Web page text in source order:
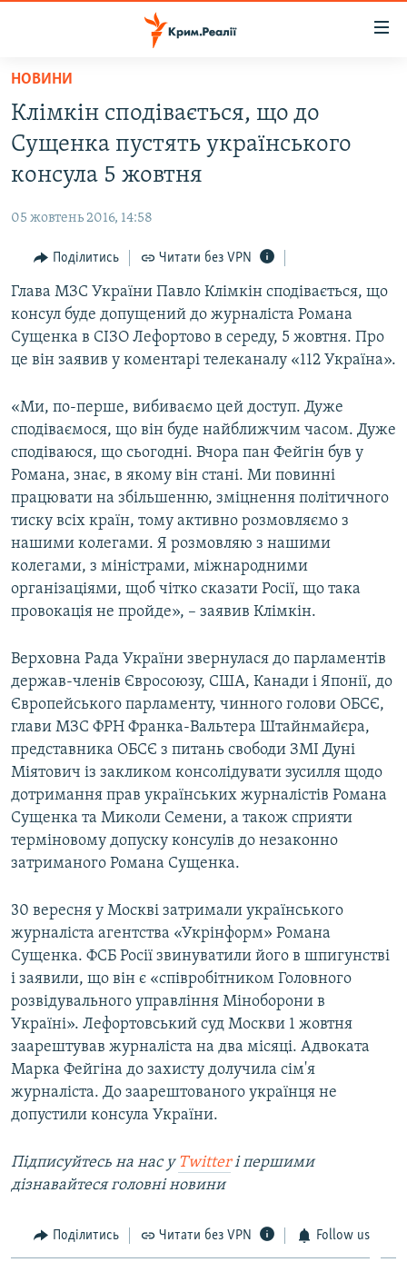
Перейти
основного
матеріалу
Перейти
до
основної
Перейти
пошуку
ВІДЕО ТА ФОТО
БЛОГИ
ПОГЛЯД
ІНТЕРВ'Ю
ВСЕ ЗА ДЕНЬ
СПЕЦПРОЕКТИ
ВІДЕОУРОКИ «ELIFBE»
СВІДЧЕННЯ ОКУПАЦІЇ
УКРАЇНСЬКА ПРОБЛЕМА КРИМУ
ІНФОГРАФІКА
Русский
Qırımtatar
ДОЛУЧАЙСЯ!
Усі сайти RFE/RL
НОВИНИ
Клімкін сподівається, що до
Сущенка пустять українського
консула 5 жовтня
05 жовтень 2016, 14:58
Поділитись Читати без VPN
Глава МЗС України Павло Клімкін сподівається, що
консул буде допущений до журналіста Романа
Сущенка в СІЗО Лефортово в середу, 5 жовтня. Про
це він заявив у коментарі телеканалу «112 Україна».
«Ми, по-перше, вибиваємо цей доступ. Дуже
сподіваємося, що він буде найближчим часом. Дуже
сподіваюся, що сьогодні. Вчора пан Фейгін був у
Романа, знає, в якому він стані. Ми повинні
працювати на збільшенню, зміцнення політичного
тиску всіх країн, тому активно розмовляємо з
нашими колегами. Я розмовляю з нашими
колегами, з міністрами, міжнародними
організаціями, щоб чітко сказати Росії, що така
провокація не пройде», – заявив Клімкін.
Верховна Рада України звернулася до парламентів
держав-членів Євросоюзу, США, Канади і Японії, до
Європейського парламенту, чинного голови ОБСЄ,
глави МЗС ФРН Франка-Вальтера Штайнмайєра,
представника ОБСЄ з питань свободи ЗМІ Дуні
Міятович із закликом консолідувати зусилля щодо
дотримання прав українських журналістів Романа
Сущенка та Миколи Семени, а також сприяти
терміновому допуску консулів до незаконно
затриманого Романа Сущенка.
30 вересня у Москві затримали українського
журналіста агентства «Укрінформ» Романа
Сущенка. ФСБ Росії звинуватили його в шпигунстві
і заявили, що він є «співробітником Головного
розвідувального управління Міноборони в
Україні». Лефортовський суд Москви 1 жовтня
заарештував журналіста на два місяці. Адвоката
Марка Фейгіна до захисту долучила сім'я
журналіста. До заарештованого українця не
допустили консула України.
Підписуйтесь на наc у Twitterі першими
дізнавайтеся головні новини
Поділитись Читати без VPN Follow us